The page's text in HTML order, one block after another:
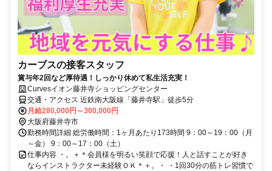
カーブスの接客スタッフ
賞与年2回など厚待遇！しっかり休めて私生活充実！
Curvesイオン藤井寺ショッピングセンター
交通・アクセス 近鉄南大阪線「藤井寺駅」徒歩5分
月給280,000円～300,000円
大阪府藤井寺市
勤務時間詳細 総労働時間：1ヶ月あたり173時間 9：00～19：00（月
～金） 9：00～17：00（土）
仕事内容 ・。＋＊会員様を明るい笑顔で応援！人と話すことが好き
ならインストラクター未経験ＯＫ＊＋。・ ・1回30分の筋トレ習慣で